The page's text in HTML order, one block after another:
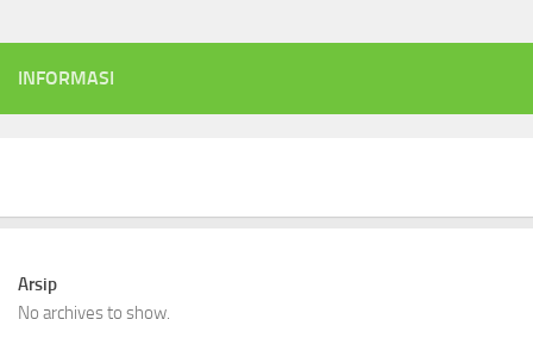
INFORMASI
Arsip
No archives to show.